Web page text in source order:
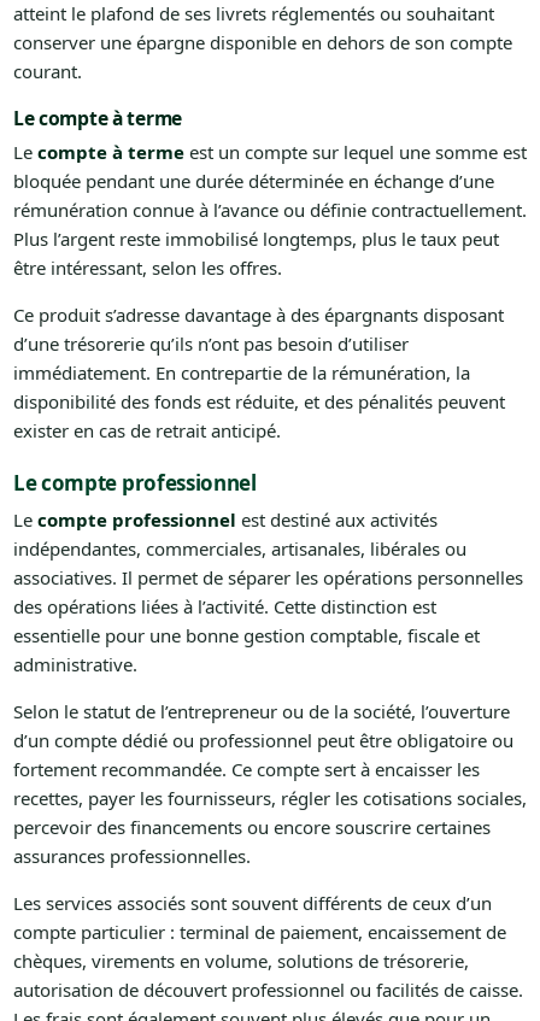
atteint le plafond de ses livrets réglementés ou souhaitant
conserver une épargne disponible en dehors de son compte
courant.
Le compte à terme
Le compte à termeest un compte sur lequel une somme est
bloquée pendant une durée déterminée en échange d’une
rémunération connue à l’avance ou définie contractuellement.
Plus l’argent reste immobilisé longtemps, plus le taux peut
être intéressant, selon les offres.
Ce produit s’adresse davantage à des épargnants disposant
d’une trésorerie qu’ils n’ont pas besoin d’utiliser
immédiatement. En contrepartie de la rémunération, la
disponibilité des fonds est réduite, et des pénalités peuvent
exister en cas de retrait anticipé.
Le compte professionnel
Le compte professionnel est destiné aux activités
indépendantes, commerciales, artisanales, libérales ou
associatives. Il permet de séparer les opérations personnelles
des opérations liées à l’activité. Cette distinction est
essentielle pour une bonne gestion comptable, fiscale et
administrative.
Selon le statut de l’entrepreneur ou de la société, l’ouverture
d’un compte dédié ou professionnel peut être obligatoire ou
fortement recommandée. Ce compte sert à encaisser les
recettes, payer les fournisseurs, régler les cotisations sociales,
percevoir des financements ou encore souscrire certaines
assurances professionnelles.
Les services associés sont souvent différents de ceux d’un
compte particulier : terminal de paiement, encaissement de
chèques, virements en volume, solutions de trésorerie,
autorisation de découvert professionnel ou facilités de caisse.